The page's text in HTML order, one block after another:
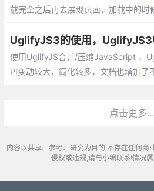
载完全之后再去展现页面，加载中的时
想到使用window.onload的方式,或者是
对象的complete属性
UglifyJS3的使用，UglifyJS3
使用UglifyJS合并/压缩JavaScript ，
PI变动较大，简化较多，文档也增加了
点击更多...
内容以共享、参考、研究为目的,不存在任何商
侵权或违规,请与小编联系!情况